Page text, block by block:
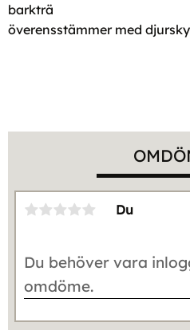
barkträ
överensstämmer med
Du